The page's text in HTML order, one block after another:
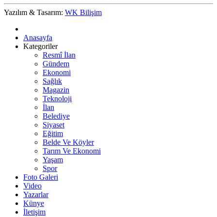
Yazılım & Tasarım: WK Bilişim
Anasayfa
Kategoriler
Resmî İlan
Gündem
Ekonomi
Sağlık
Magazin
Teknoloji
İlan
Belediye
Siyaset
Eğitim
Belde Ve Köyler
Tarım Ve Ekonomi
Yaşam
Spor
Foto Galeri
Video
Yazarlar
Künye
İletişim